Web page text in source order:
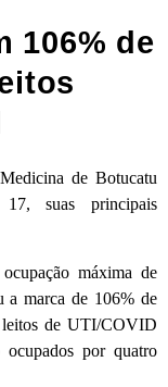
106% de
de Botucatu
suas principais
máxima de
marca de 106% de
leitos de UTI/COVID
por quatro